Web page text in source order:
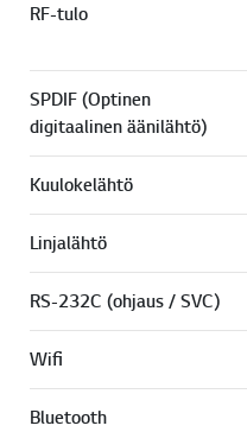
RF-tulo
SPDIF (Optinen
digitaalinen äänilähtö)
Kuulokelähtö
Linjalähtö
RS-232C (ohjaus / SVC)
Wifi
Bluetooth